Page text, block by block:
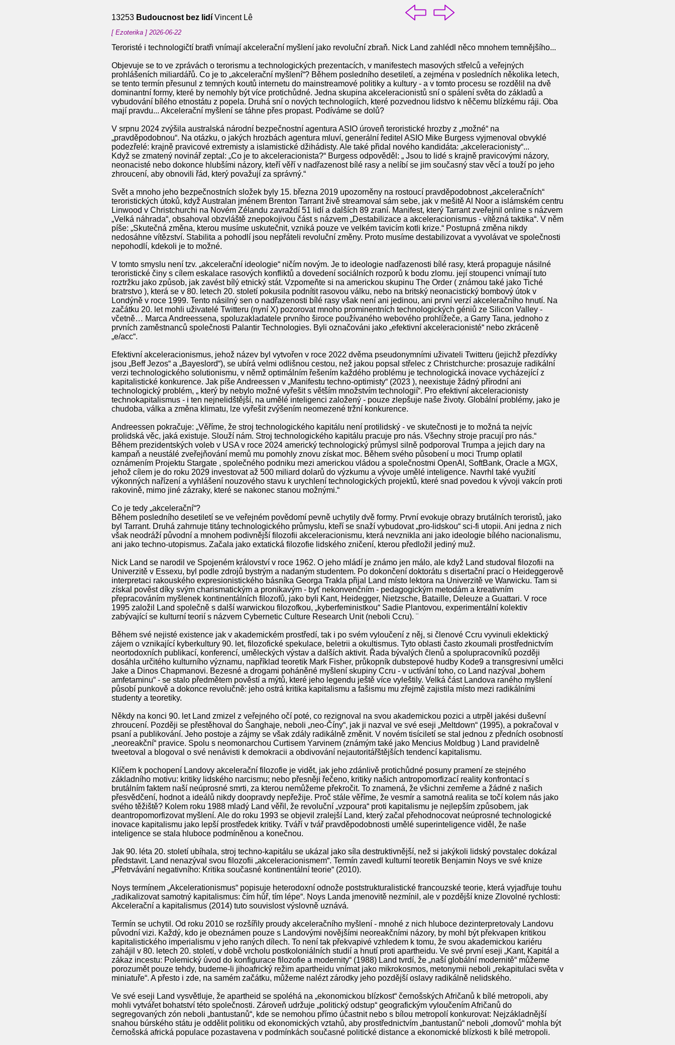
13253 Budoucnost bez lidí Vincent Lê
[ Ezoterika ] 2026-06-22
Teroristé i technologičtí bratři vnímají akcelerační myšlení jako revoluční zbraň. Nick Land zahlédl něco mnohem temnějšího...
Objevuje se to ve zprávách o terorismu a technologických prezentacích, v manifestech masových střelců a veřejných
prohlášeních miliardářů. Co je to „akcelerační myšlení“? Během posledního desetiletí, a zejména v posledních několika letech,
se tento termín přesunul z temných koutů internetu do mainstreamové politiky a kultury - a v tomto procesu se rozdělil na dvě
dominantní formy, které by nemohly být více protichůdné. Jedna skupina akceleracionistů sní o spálení světa do základů a
vybudování bílého etnostátu z popela. Druhá sní o nových technologiích, které pozvednou lidstvo k něčemu blízkému ráji. Oba
mají pravdu... Akcelerační myšlení se táhne přes propast. Podíváme se dolů?
V srpnu 2024 zvýšila australská národní bezpečnostní agentura ASIO úroveň teroristické hrozby z „možné“ na
„pravděpodobnou“. Na otázku, o jakých hrozbách agentura mluví, generální ředitel ASIO Mike Burgess vyjmenoval obvyklé
podezřelé: krajně pravicové extremisty a islamistické džihádisty. Ale také přidal nového kandidáta: „akceleracionisty“...
Když se zmatený novinář zeptal: „Co je to akceleracionista?“ Burgess odpověděl: „ Jsou to lidé s krajně pravicovými názory,
neonacisté nebo dokonce hlubšími názory, kteří věří v nadřazenost bílé rasy a nelíbí se jim současný stav věcí a touží po jeho
zhroucení, aby obnovili řád, který považují za správný.“
Svět a mnoho jeho bezpečnostních složek byly 15. března 2019 upozorněny na rostoucí pravděpodobnost „akceleračních“
teroristických útoků, když Australan jménem Brenton Tarrant živě streamoval sám sebe, jak v mešitě Al Noor a islámském centru
Linwood v Christchurchi na Novém Zélandu zavraždí 51 lidí a dalších 89 zraní. Manifest, který Tarrant zveřejnil online s názvem
„Velká náhrada“, obsahoval obzvláště znepokojivou část s názvem „Destabilizace a akceleracionismus - vítězná taktika“. V něm
píše: „Skutečná změna, kterou musíme uskutečnit, vzniká pouze ve velkém tavicím kotli krize.“ Postupná změna nikdy
nedosáhne vítězství. Stabilita a pohodlí jsou nepřáteli revoluční změny. Proto musíme destabilizovat a vyvolávat ve společnosti
nepohodlí, kdekoli je to možné.
V tomto smyslu není tzv. „akcelerační ideologie“ ničím novým. Je to ideologie nadřazenosti bílé rasy, která propaguje násilné
teroristické činy s cílem eskalace rasových konfliktů a dovedení sociálních rozporů k bodu zlomu. její stoupenci vnímají tuto
roztržku jako způsob, jak zavést bílý etnický stát. Vzpomeňte si na americkou skupinu The Order ( známou také jako Tiché
bratrstvo ), která se v 80. letech 20. století pokusila podnítit rasovou válku, nebo na britský neonacistický bombový útok v
Londýně v roce 1999. Tento násilný sen o nadřazenosti bílé rasy však není ani jedinou, ani první verzí akceleračního hnutí. Na
začátku 20. let mohli uživatelé Twitteru (nyní X) pozorovat mnoho prominentních technologických géniů ze Silicon Valley -
včetně… Marca Andreessena, spoluzakladatele prvního široce používaného webového prohlížeče, a Garry Tana, jednoho z
prvních zaměstnanců společnosti Palantir Technologies. Byli označováni jako „efektivní akceleracionisté“ nebo zkráceně
„e/acc“.
Efektivní akceleracionismus, jehož název byl vytvořen v roce 2022 dvěma pseudonymními uživateli Twitteru (jejichž přezdívky
jsou „Beff Jezos“ a „Bayeslord“), se ubírá velmi odlišnou cestou, než jakou popsal střelec z Christchurche: prosazuje radikální
verzi technologického solutionismu, v němž optimálním řešením každého problému je technologická inovace vycházející z
kapitalistické konkurence. Jak píše Andreessen v „Manifestu techno-optimisty“ (2023 ), neexistuje žádný přírodní ani
technologický problém, „ který by nebylo možné vyřešit s větším množstvím technologií“. Pro efektivní akceleracionisty
technokapitalismus - i ten nejnelidštější, na umělé inteligenci založený - pouze zlepšuje naše životy. Globální problémy, jako je
chudoba, válka a změna klimatu, lze vyřešit zvýšením neomezené tržní konkurence.
Andreessen pokračuje: „Věříme, že stroj technologického kapitálu není protilidský - ve skutečnosti je to možná ta nejvíc
prolidská věc, jaká existuje. Slouží nám. Stroj technologického kapitálu pracuje pro nás. Všechny stroje pracují pro nás.“
Během prezidentských voleb v USA v roce 2024 americký technologický průmysl silně podporoval Trumpa a jejich dary na
kampaň a neustálé zveřejňování memů mu pomohly znovu získat moc. Během svého působení u moci Trump oplatil
oznámením Projektu Stargate , společného podniku mezi americkou vládou a společnostmi OpenAI, SoftBank, Oracle a MGX,
jehož cílem je do roku 2029 investovat až 500 miliard dolarů do výzkumu a vývoje umělé inteligence. Navrhl také využití
výkonných nařízení a vyhlášení nouzového stavu k urychlení technologických projektů, které snad povedou k vývoji vakcín proti
rakovině, mimo jiné zázraky, které se nakonec stanou možnými.“
Co je tedy „akcelerační“?
Během posledního desetiletí se ve veřejném povědomí pevně uchytily dvě formy. První evokuje obrazy brutálních teroristů, jako
byl Tarrant. Druhá zahrnuje titány technologického průmyslu, kteří se snaží vybudovat „pro-lidskou“ sci-fi utopii. Ani jedna z nich
však neodráží původní a mnohem podivnější filozofii akceleracionismu, která nevznikla ani jako ideologie bílého nacionalismu,
ani jako techno-utopismus. Začala jako extatická filozofie lidského zničení, kterou předložil jediný muž.
Nick Land se narodil ve Spojeném království v roce 1962. O jeho mládí je známo jen málo, ale když Land studoval filozofii na
Univerzitě v Essexu, byl podle zdrojů bystrým a nadaným studentem. Po dokončení doktorátu s disertační prací o Heideggerově
interpretaci rakouského expresionistického básníka Georga Trakla přijal Land místo lektora na Univerzitě ve Warwicku. Tam si
získal pověst díky svým charismatickým a pronikavým - byť nekonvenčním - pedagogickým metodám a kreativním
přepracováním myšlenek kontinentálních filozofů, jako byli Kant, Heidegger, Nietzsche, Bataille, Deleuze a Guattari. V roce
1995 založil Land společně s další warwickou filozofkou, „kyberfeministkou“ Sadie Plantovou, experimentální kolektiv
zabývající se kulturní teorií s názvem Cybernetic Culture Research Unit (neboli Ccru). ¨
Během své nejisté existence jak v akademickém prostředí, tak i po svém vyloučení z něj, si členové Ccru vyvinuli eklektický
zájem o vznikající kyberkultury 90. let, filozofické spekulace, beletrii a okultismus. Tyto oblasti často zkoumali prostřednictvím
neortodoxních publikací, konferencí, uměleckých výstav a dalších aktivit. Řada bývalých členů a spolupracovníků později
dosáhla určitého kulturního významu, například teoretik Mark Fisher, průkopník dubstepové hudby Kode9 a transgresivní umělci
Jake a Dinos Chapmanovi. Bezesné a drogami poháněné myšlení skupiny Ccru - v uctívání toho, co Land nazýval „bohem
amfetaminu“ - se stalo předmětem pověstí a mýtů, které jeho legendu ještě více vyleštily. Velká část Landova raného myšlení
působí punkově a dokonce revolučně: jeho ostrá kritika kapitalismu a fašismu mu zřejmě zajistila místo mezi radikálními
studenty a teoretiky.
Někdy na konci 90. let Land zmizel z veřejného očí poté, co rezignoval na svou akademickou pozici a utrpěl jakési duševní
zhroucení. Později se přestěhoval do Šanghaje, neboli „neo-Číny“, jak ji nazval ve své eseji „Meltdown“ (1995), a pokračoval v
psaní a publikování. Jeho postoje a zájmy se však zdály radikálně změnit. V novém tisíciletí se stal jednou z předních osobností
„neoreakční“ pravice. Spolu s neomonarchou Curtisem Yarvinem (známým také jako Mencius Moldbug ) Land pravidelně
tweetoval a blogoval o své nenávisti k demokracii a obdivování nejautoritářštějších tendencí kapitalismu.
Klíčem k pochopení Landovy akcelerační filozofie je vidět, jak jeho zdánlivě protichůdné posuny pramení ze stejného
základního motivu: kritiky lidského narcismu; nebo přesněji řečeno, kritiky našich antropomorfizací reality konfrontací s
brutálním faktem naší neúprosné smrti, za kterou nemůžeme překročit. To znamená, že všichni zemřeme a žádné z našich
přesvědčení, hodnot a ideálů nikdy doopravdy nepřežije. Proč stále věříme, že vesmír a samotná realita se točí kolem nás jako
svého těžiště? Kolem roku 1988 mladý Land věřil, že revoluční „vzpoura“ proti kapitalismu je nejlepším způsobem, jak
deantropomorfizovat myšlení. Ale do roku 1993 se objevil zralejší Land, který začal přehodnocovat neúprosné technologické
inovace kapitalismu jako lepší prostředek kritiky. Tváří v tvář pravděpodobnosti umělé superinteligence viděl, že naše
inteligence se stala hluboce podmíněnou a konečnou.
Jak 90. léta 20. století ubíhala, stroj techno-kapitálu se ukázal jako síla destruktivnější, než si jakýkoli lidský povstalec dokázal
představit. Land nenazýval svou filozofii „akceleracionismem“. Termín zavedl kulturní teoretik Benjamin Noys ve své knize
„Přetrvávání negativního: Kritika současné kontinentální teorie“ (2010).
Noys termínem „Akcelerationismus“ popisuje heterodoxní odnože poststrukturalistické francouzské teorie, která vyjadřuje touhu
„radikalizovat samotný kapitalismus: čím hůř, tím lépe“. Noys Landa jmenovitě nezmínil, ale v pozdější knize Zlovolné rychlosti:
Akcelerační a kapitalismus (2014) tuto souvislost výslovně uznává.
Termín se uchytil. Od roku 2010 se rozšířily proudy akceleračního myšlení - mnohé z nich hluboce dezinterpretovaly Landovu
původní vizi. Každý, kdo je obeznámen pouze s Landovými novějšími neoreakčními názory, by mohl být překvapen kritikou
kapitalistického imperialismu v jeho raných dílech. To není tak překvapivé vzhledem k tomu, že svou akademickou kariéru
zahájil v 80. letech 20. století, v době vrcholu postkoloniálních studií a hnutí proti apartheidu. Ve své první eseji „Kant, Kapitál a
zákaz incestu: Polemický úvod do konfigurace filozofie a modernity“ (1988) Land tvrdí, že „naší globální modernitě“ můžeme
porozumět pouze tehdy, budeme-li jihoafrický režim apartheidu vnímat jako mikrokosmos, metonymii neboli „rekapitulaci světa v
miniatuře“. A přesto i zde, na samém začátku, můžeme nalézt zárodky jeho pozdější oslavy radikálně nelidského.
Ve své eseji Land vysvětluje, že apartheid se spoléhá na „ekonomickou blízkost“ černošských Afričanů k bílé metropoli, aby
mohli vytvářet bohatství této společnosti. Zároveň udržuje „politický odstup“ geografickým vyloučením Afričanů do
segregovaných zón neboli „bantustanů“, kde se nemohou přímo účastnit nebo s bílou metropolí konkurovat: Nejzákladnější
snahou búrského státu je oddělit politiku od ekonomických vztahů, aby prostřednictvím „bantustanů“ neboli „domovů“ mohla být
černošská africká populace pozastavena v podmínkách současné politické distance a ekonomické blízkosti k bílé metropoli.